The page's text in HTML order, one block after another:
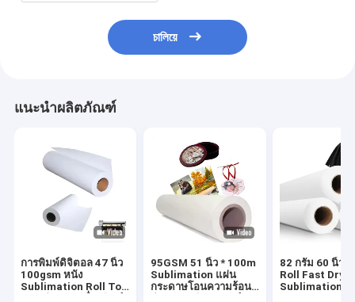
চালিয়ে
แนะนำผลิตภัณฑ์
การพิมพ์ดิจิตอล 47 นิ้ว
100gsm หนัง
Sublimation Roll To
95GSM 51 นิ้ว * 100m
Sublimation แผ่น
กระดาษโอนความร้อน
82 กรัม 60 นิ้ว *
Roll Fast Dry
Sublimation